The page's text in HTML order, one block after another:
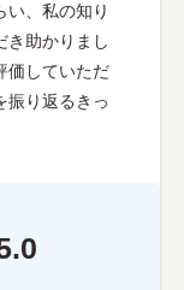
い、私の知り
き助かりまし
価していただ
振り返るきっ